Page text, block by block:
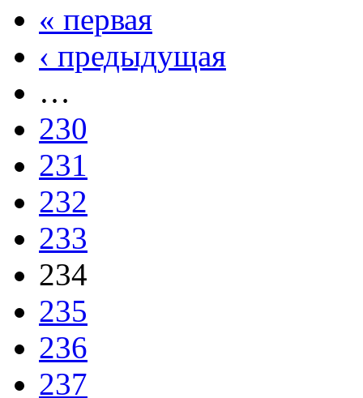
« первая
‹ предыдущая
…
230
231
232
233
234
235
236
237